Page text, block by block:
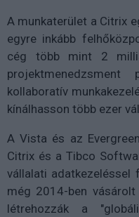
A munkaterület a Citrix
egyre inkább
cég több mint 2
kollaboratív
kínálhasson több ezer
A Vista és az
Citrix és a Tibco
vállalati adatkezeléssel
még 2014-ben
létrehozzák a